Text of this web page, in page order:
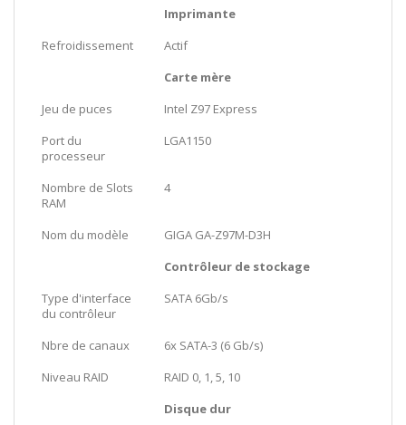
Imprimante
Refroidissement
Actif
Carte mère
Jeu de puces
Intel Z97 Express
Port du
processeur
LGA1150
Nombre de Slots
RAM
4
Nom du modèle
GIGA GA-Z97M-D3H
Contrôleur de stockage
Type d'interface
du contrôleur
SATA 6Gb/s
Nbre de canaux
6x SATA-3 (6 Gb/s)
Niveau RAID
RAID 0, 1, 5, 10
Disque dur